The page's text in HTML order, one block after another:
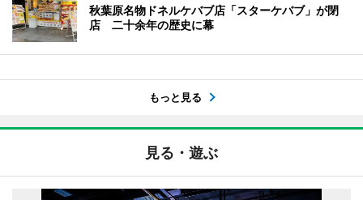
秋葉原名物ドネルケバブ店「スターケバブ」が閉
店 二十余年の歴史に幕
もっと見る
見る・遊ぶ